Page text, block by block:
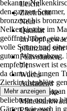
Leicht
Zierfrucht
Nein
Qualität
Im Topf
pflanzbar,
Füllvolumen
7 l
Wuchs
Ausladend
Wuchsstärke
bekannte
den ganzen
bronzerot bis
Nelkenkirsche im
geöffnet haben, ein
volle Sonne und
gutem
empfehlenswert ist
da dann die jungen
Zierkirschenblüte
1000 Jahren in
beliebteste und am
Gärten, wie auch in
Mehr anzeigen